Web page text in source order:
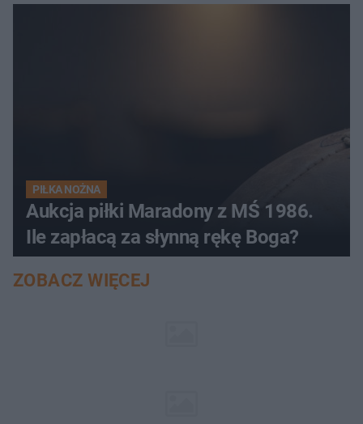
PIŁKA NOŻNA
Aukcja piłki Maradony z MŚ 1986.
Ile zapłacą za słynną rękę Boga?
ZOBACZ WIĘCEJ